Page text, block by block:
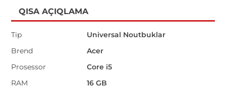
QISA AÇIQLAMA
Tip
Universal Noutbuklar
Brend
Acer
Prosessor
Core i5
RAM
16 GB